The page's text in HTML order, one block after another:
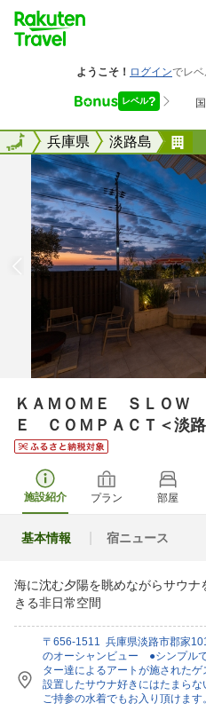
全国兵庫県 淡路島
全国
ＫＡＭＯＭＥ ＳＬＯＷ
Ｅ ＣＯＭＰＡＣＴ＜淡
施設紹介 プラン 部屋
基本情報 宿ニュース
海に沈む夕陽を眺めながらサウ
きる非日常空間
〒656-1511 兵庫県淡路市郡家
のオーシャンビュー ●シンプル
ター達によるアートが施された
設置したサウナ好きにはたまらな
ご持参の水着でもお入り頂けま